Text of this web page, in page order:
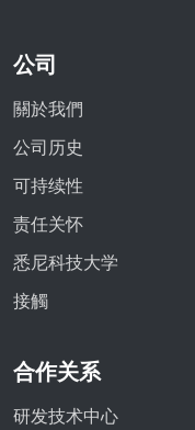
公司
關於我們
公司历史
可持续性
责任关怀
悉尼科技大学
接觸
合作关系
研发技术中心